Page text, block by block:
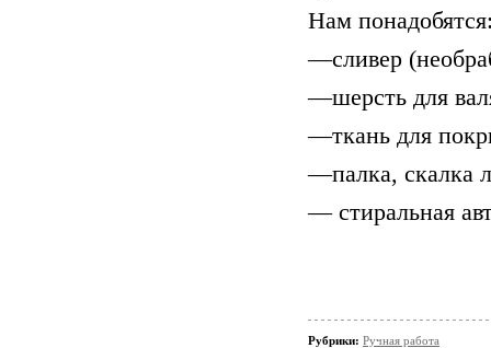
Нам
—сливер
—шерсть для
—ткань для
—палка, скалка
— стиральная
Рубрики: Ручная работа